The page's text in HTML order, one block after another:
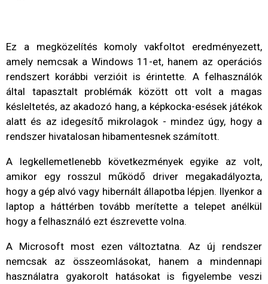
Ez a megközelítés komoly vakfoltot eredményezett,
amely nemcsak a Windows 11-et, hanem az operációs
rendszert korábbi verzióit is érintette. A felhasználók
által tapasztalt problémák között ott volt a magas
késleltetés, az akadozó hang, a képkocka-esések játékok
alatt és az idegesítő mikrolagok - mindez úgy, hogy a
rendszer hivatalosan hibamentesnek számított.
A legkellemetlenebb következmények egyike az volt,
amikor egy rosszul működő driver megakadályozta,
hogy a gép alvó vagy hibernált állapotba lépjen. Ilyenkor a
laptop a háttérben tovább merítette a telepet anélkül
hogy a felhasználó ezt észrevette volna.
A Microsoft most ezen változtatna. Az új rendszer
nemcsak az összeomlásokat, hanem a mindennapi
használatra gyakorolt hatásokat is figyelembe veszi